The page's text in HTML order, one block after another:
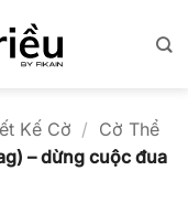
Kế Cờ / Cờ Thể
– dừng cuộc đua